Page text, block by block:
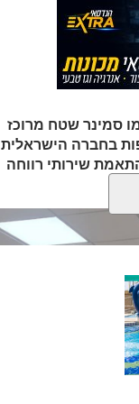
סמינר שטח מרוכז
בחברה הישראלית
היום: התאמת שירותי רווחה